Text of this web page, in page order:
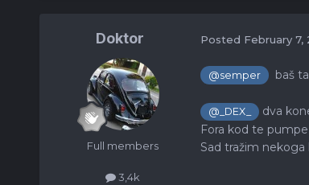
Doktor
Full members
3,4k
Posted February 7,
@semper baš
@_DEX_
dva
Fora kod te
Sad tražim